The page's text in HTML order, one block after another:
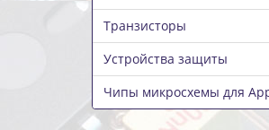
Транзисторы
Устройства защиты
Чипы микросхемы для